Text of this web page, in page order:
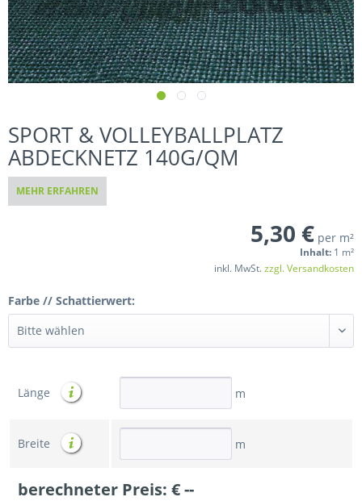
SPORT & VOLLEYBALLPLATZ
ABDECKNETZ 140G/QM
MEHR ERFAHREN
5,30 € per m²
Inhalt: 1 m²
inkl. MwSt.zzgl. Versandkosten
Farbe // Schattierwert:
Länge m
Breite m
berechneter Preis: €--